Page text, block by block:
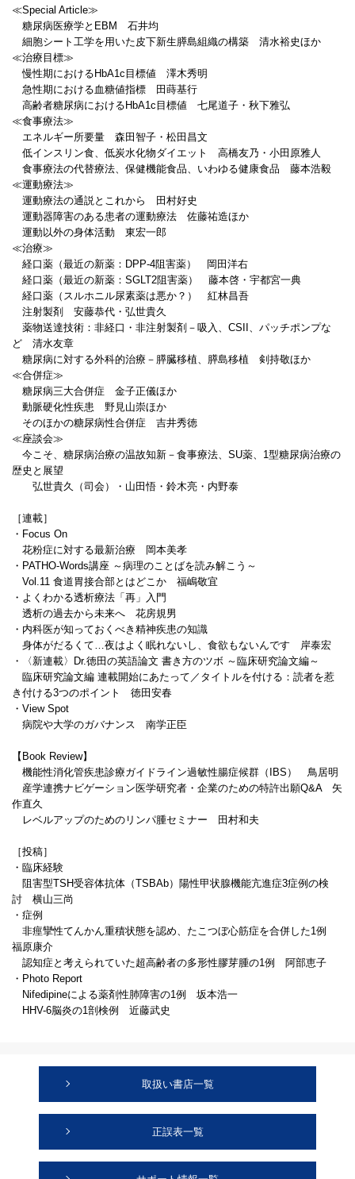
≪Special Article≫
糖尿病医療学とEBM 石井均
細胞シート工学を用いた皮下新生膵島組織の構築 清水裕史ほか
≪治療目標≫
慢性期におけるHbA1c目標値 澤木秀明
急性期における血糖値指標 田蒔基行
高齢者糖尿病におけるHbA1c目標値 七尾道子・秋下雅弘
≪食事療法≫
エネルギー所要量 森田智子・松田昌文
低インスリン食、低炭水化物ダイエット 高橋友乃・小田原雅人
食事療法の代替療法、保健機能食品、いわゆる健康食品 藤本浩毅
≪運動療法≫
運動療法の通説とこれから 田村好史
運動器障害のある患者の運動療法 佐藤祐造ほか
運動以外の身体活動 東宏一郎
≪治療≫
経口薬（最近の新薬：DPP-4阻害薬） 岡田洋右
経口薬（最近の新薬：SGLT2阻害薬） 藤本啓・宇都宮一典
経口薬（スルホニル尿素薬は悪か？） 紅林昌吾
注射製剤 安藤恭代・弘世貴久
薬物送達技術：非経口・非注射製剤－吸入、CSII、パッチポンプな
ど 清水友章
糖尿病に対する外科的治療－膵臓移植、膵島移植 剣持敬ほか
≪合併症≫
糖尿病三大合併症 金子正儀ほか
動脈硬化性疾患 野見山崇ほか
そのほかの糖尿病性合併症 吉井秀徳
≪座談会≫
今こそ、糖尿病治療の温故知新－食事療法、SU薬、1型糖尿病治療の
歴史と展望
弘世貴久（司会）・山田悟・鈴木亮・内野泰
［連載］
・Focus On
花粉症に対する最新治療 岡本美孝
・PATHO-Words講座 ～病理のことばを読み解こう～
Vol.11 食道胃接合部とはどこか 福嶋敬宜
・よくわかる透析療法「再」入門
透析の過去から未来へ 花房規男
・内科医が知っておくべき精神疾患の知識
身体がだるくて…夜はよく眠れないし、食欲もないんです 岸泰宏
・〈新連載〉Dr.徳田の英語論文 書き方のツボ ～臨床研究論文編～
臨床研究論文編 連載開始にあたって／タイトルを付ける：読者を惹
き付ける3つのポイント 徳田安春
・View Spot
病院や大学のガバナンス 南学正臣
【Book Review】
機能性消化管疾患診療ガイドライン過敏性腸症候群（IBS） 鳥居明
産学連携ナビゲーション医学研究者・企業のための特許出願Q&A 矢
作直久
レベルアップのためのリンパ腫セミナー 田村和夫
［投稿］
・臨床経験
阻害型TSH受容体抗体（TSBAb）陽性甲状腺機能亢進症3症例の検
討 横山三尚
・症例
非痙攣性てんかん重積状態を認め、たこつぼ心筋症を合併した1例
福原康介
認知症と考えられていた超高齢者の多形性膠芽腫の1例 阿部恵子
・Photo Report
Nifedipineによる薬剤性肺障害の1例 坂本浩一
HHV-6脳炎の1剖検例 近藤武史
取扱い書店一覧
正誤表一覧